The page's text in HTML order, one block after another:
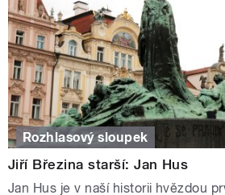
Rozhlasový sloupek
Jiří Březina starší: Jan Hus
Jan Hus je v naší historii hvězdou